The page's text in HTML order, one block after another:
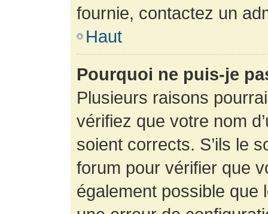
fournie, contactez un
Haut
Pourquoi ne puis-je
Plusieurs raisons
vérifiez que votre nom
soient corrects. S’ils le
forum pour vérifier que
également possible que